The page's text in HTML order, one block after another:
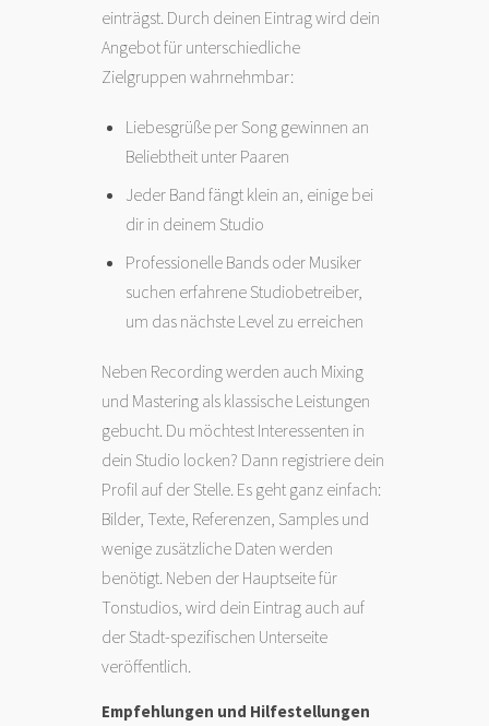
einträgst. Durch deinen Eintrag wird dein
Angebot für unterschiedliche
Zielgruppen wahrnehmbar:
Liebesgrüße per Song gewinnen an
Beliebtheit unter Paaren
Jeder Band fängt klein an, einige bei
dir in deinem Studio
Professionelle Bands oder Musiker
suchen erfahrene Studiobetreiber,
um das nächste Level zu erreichen
Neben Recording werden auch Mixing
und Mastering als klassische Leistungen
gebucht. Du möchtest Interessenten in
dein Studio locken? Dann registriere dein
Profil auf der Stelle. Es geht ganz einfach:
Bilder, Texte, Referenzen, Samples und
wenige zusätzliche Daten werden
benötigt. Neben der Hauptseite für
Tonstudios, wird dein Eintrag auch auf
der Stadt-spezifischen Unterseite
veröffentlich.
Empfehlungen und Hilfestellungen